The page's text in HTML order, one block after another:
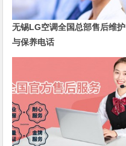
无锡LG空调全国总部售后维护
与保养电话